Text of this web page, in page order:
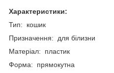
Характеристики:
Тип: кошик
Призначення: для білизни
Матеріал: пластик
Форма: прямокутна